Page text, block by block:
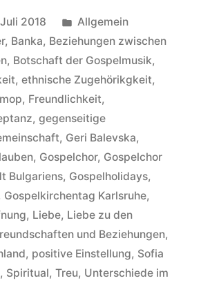
2018
Veröffentlicht
unter
Allgemein
, Banka, Beziehungen zwischen
, Botschaft der Gospelmusik,
, ethnische Zugehörikgkeit,
, Freundlichkeit,
, gegenseitige
, Geri Balevska,
, Gospelchor, Gospelchor
Bulgariens, Gospelholidays,
Gospelkirchentag Karlsruhe,
, Liebe, Liebe zu den
und Beziehungen,
, positive Einstellung, Sofia
, Spiritual, Treu, Unterschiede im